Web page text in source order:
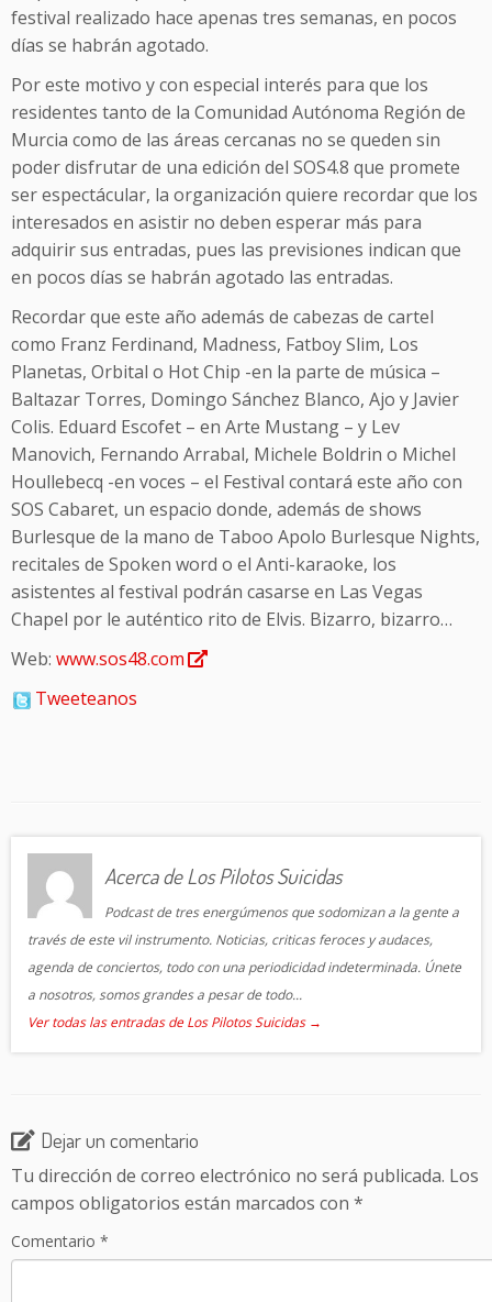
festival realizado hace apenas tres semanas, en pocos
días se habrán agotado.
Por este motivo y con especial interés para que los
residentes tanto de la Comunidad Autónoma Región de
Murcia como de las áreas cercanas no se queden sin
poder disfrutar de una edición del SOS4.8 que promete
ser espectácular, la organización quiere recordar que los
interesados en asistir no deben esperar más para
adquirir sus entradas, pues las previsiones indican que
en pocos días se habrán agotado las entradas.
Recordar que este año además de cabezas de cartel
como Franz Ferdinand, Madness, Fatboy Slim, Los
Planetas, Orbital o Hot Chip -en la parte de música –
Baltazar Torres, Domingo Sánchez Blanco, Ajo y Javier
Colis. Eduard Escofet – en Arte Mustang – y Lev
Manovich, Fernando Arrabal, Michele Boldrin o Michel
Houllebecq -en voces – el Festival contará este año con
SOS Cabaret, un espacio donde, además de shows
Burlesque de la mano de Taboo Apolo Burlesque Nights,
recitales de Spoken word o el Anti-karaoke, los
asistentes al festival podrán casarse en Las Vegas
Chapel por le auténtico rito de Elvis. Bizarro, bizarro…
Web: www.sos48.com
Tweeteanos
Acerca de Los Pilotos Suicidas
Podcast de tres energúmenos que sodomizan a la gente a
través de este vil instrumento. Noticias, criticas feroces y audaces,
agenda de conciertos, todo con una periodicidad indeterminada. Únete
a nosotros, somos grandes a pesar de todo...
Ver todas las entradas de Los Pilotos Suicidas →
Dejar un comentario
Tu dirección de correo electrónico no será publicada. Los
campos obligatorios están marcados con *
Comentario *